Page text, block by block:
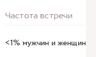
<1% мужчин и женщин